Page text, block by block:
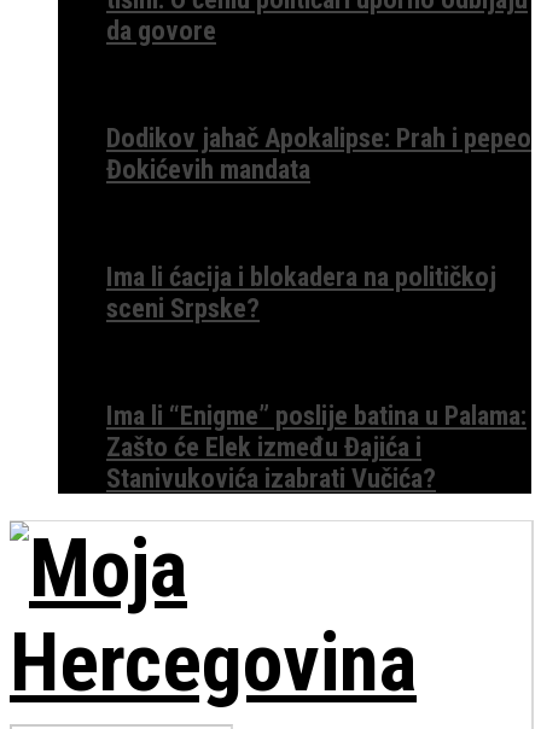
da govore
Dodikov jahač Apokalipse: Prah i pepeo
Đokićevih mandata
Ima li ćacija i blokadera na političkoj
sceni Srpske?
Ima li “Enigme” poslije batina u Palama:
Zašto će Elek između Đajića i
Stanivukovića izabrati Vučića?